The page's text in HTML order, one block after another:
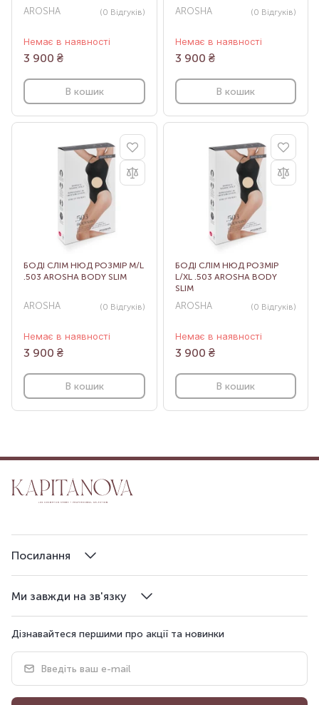
AROSHA (0 Відгуків)
Немає в наявності
3 900 ₴
В кошик
AROSHA (0 Відгуків)
Немає в наявності
3 900 ₴
В кошик
БОДІ СЛІМ НЮД РОЗМІР M/L
.503 AROSHA BODY SLIM
AROSHA (0 Відгуків)
Немає в наявності
3 900 ₴
В кошик
БОДІ СЛІМ НЮД РОЗМІР
L/XL .503 AROSHA BODY
SLIM
AROSHA (0 Відгуків)
Немає в наявності
3 900 ₴
В кошик
Ми завжди на зв'язку
Посилання
Дізнавайтеся першими про акції та новинки